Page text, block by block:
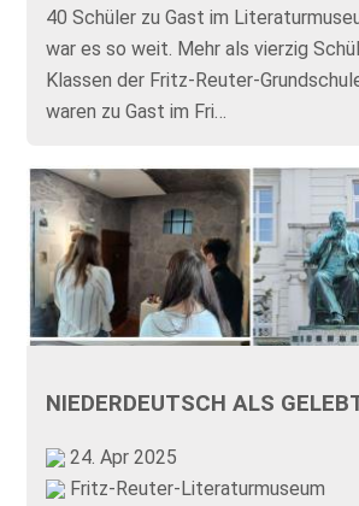
40 Schüler zu Gast im
war es so weit. Mehr als vierzig
Klassen der Fritz-Reuter-
waren zu Gast im Fri…
NIEDERDEUTSCH ALS
24. Apr 2025
Fritz-Reuter-Literaturmuseum